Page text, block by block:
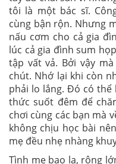
tôi là một bác sĩ.
cùng bận rộn. Nhưng
nấu cơm cho cả gia
lúc cả gia đình sum
tập vất vả. Bởi vậy
chút. Nhớ lại khi còn
phải lo lắng. Đó có
thức suốt đêm để
chơi cùng các bạn mà
không chịu học bài
mẹ đều nhẹ nhàng
Tình mẹ bao la, rộng